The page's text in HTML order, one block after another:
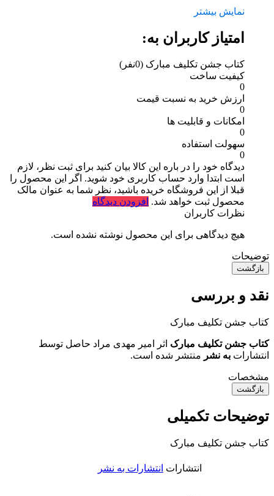
نمایش بیشتر
امتیاز کاربران به:
کتاب جشن تکلیف مبارک (0نفر)
کیفیت ساخت
0
ارزش خرید به نسبت قیمت
0
امکانات و قابلیت ها
0
سهولت استفاده
0
دیدگاه خود را در باره این کالا بیان کنید برای ثبت نظر، لازم
است ابتدا وارد حساب کاربری خود شوید. اگر این محصول را
قبلا از این فروشگاه خریده باشید، نظر شما به عنوان مالک
محصول ثبت خواهد شد. افزودن دیدگاه
نظرات کاربران
هیچ دیدگاهی برای این محصول نوشته نشده است.
توضیحات
بازگشت
نقد و بررسی
کتاب جشن تکلیف مبارک
کتاب جشن تکلیف مبارک اثر امیر مهدی مراد حاصل توسط
انتشارات به نشر منتشر شده است.
مشخصات
بازگشت
توضیحات تکمیلی
کتاب جشن تکلیف مبارک
انتشارات انتشارات به نشر